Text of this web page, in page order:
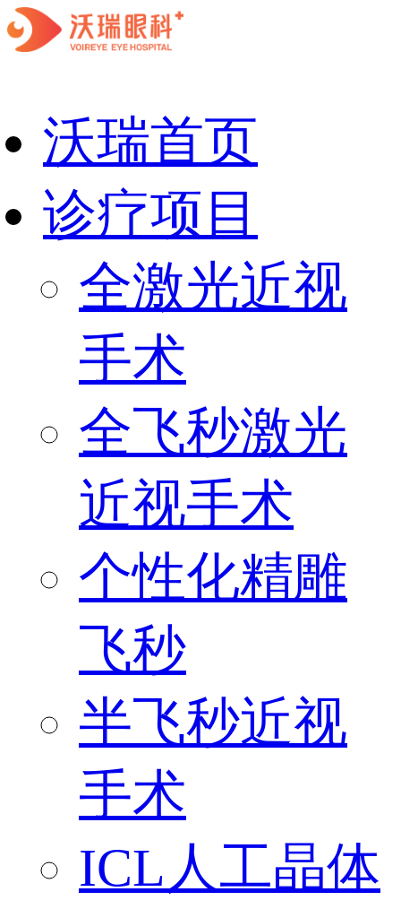
沃瑞首页
诊疗项目
全激光近视
手术
全飞秒激光
近视手术
个性化精雕
飞秒
半飞秒近视
手术
ICL人工晶体